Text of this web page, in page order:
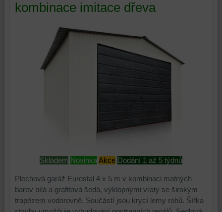
kombinace imitace dřeva
Skladem Novinka Akce Dodání 1 až 5 týdnů
Plechová garáž Eurostal 4 x 5 m v kombinaci matných
barev bílá a grafitová šedá, výklopnými vraty se širokým
trapézem vodorovně. Součástí jsou krycí lemy rohů. Šířka